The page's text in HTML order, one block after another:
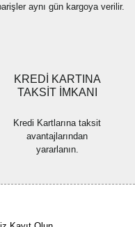
aynı gün kargoya verilir.
KREDİ KARTINA
TAKSİT İMKANI
Kredi Kartlarına taksit
avantajlarından
yararlanın.